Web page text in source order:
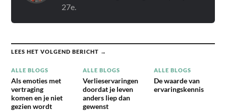
27e.
LEES HET VOLGEND BERICHT →
ALLE BLOGS
Als emoties met
vertraging
komen en je niet
gezien wordt
ALLE BLOGS
Verlieservaringen
doordat je leven
anders liep dan
gewenst
ALLE BLOGS
De waarde van
ervaringskennis